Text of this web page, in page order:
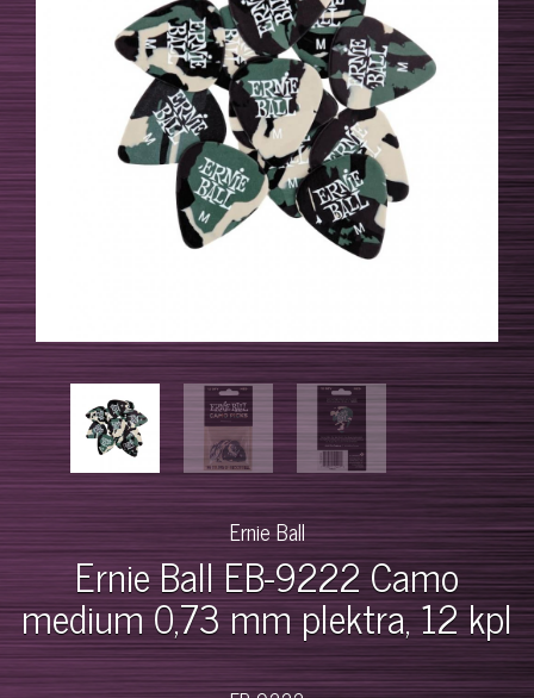
Ernie Ball
Ernie Ball EB-9222 Camo
medium 0,73 mm plektra, 12 kpl